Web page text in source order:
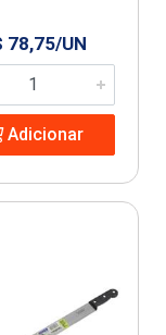
78,75/UN
Adicionar